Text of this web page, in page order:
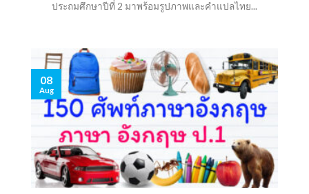
ประถมศึกษาปีที่ 2 มาพร้อมรูปภาพและคำแปลไทย...
08
Aug